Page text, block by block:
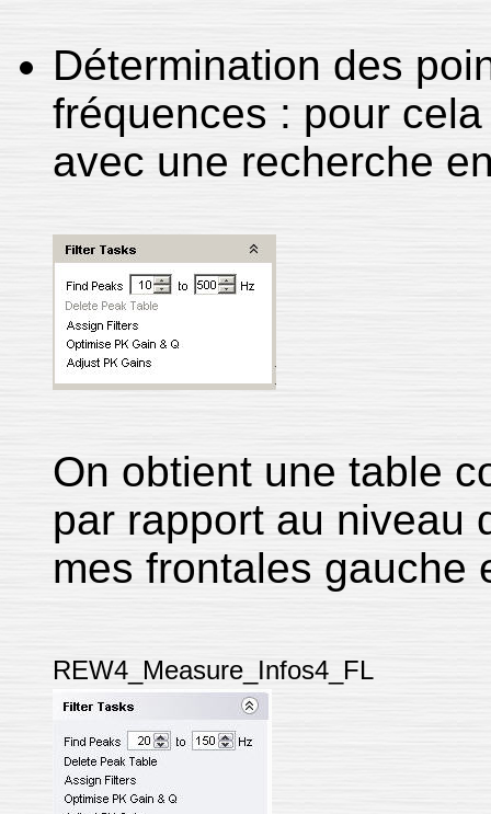
Détermination des
fréquences : pour
avec une recherche
On obtient une table
par rapport au niveau
mes frontales gauche
REW4_Measure_Infos4_FL